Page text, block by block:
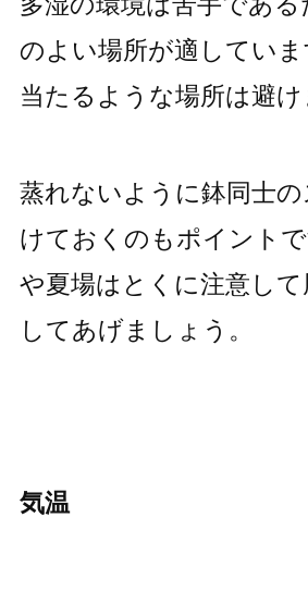
のよい場所が適してい
当たるような場所は避け
蒸れないように鉢同士
けておくのもポイント
や夏場はとくに注意して
してあげましょう。
気温